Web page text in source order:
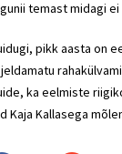
temast midagi ei
pikk aasta on
ka eelmiste
Kaja Kallasega